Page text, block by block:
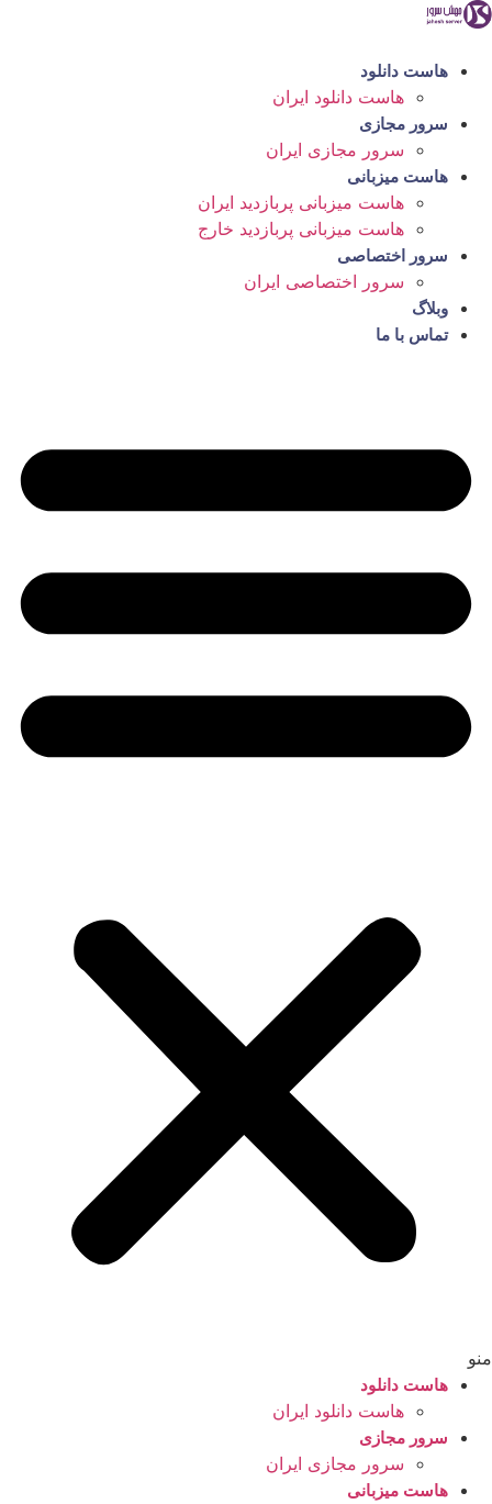
پرش
محتوا
هاست دانلود
هاست دانلود ایران
سرور مجازی
سرور مجازی ایران
هاست میزبانی
هاست میزبانی پربازدید ایران
هاست میزبانی پربازدید خارج
سرور اختصاصی
سرور اختصاصی ایران
وبلاگ
تماس با ما
منو
هاست دانلود
هاست دانلود ایران
سرور مجازی
سرور مجازی ایران
هاست میزبانی